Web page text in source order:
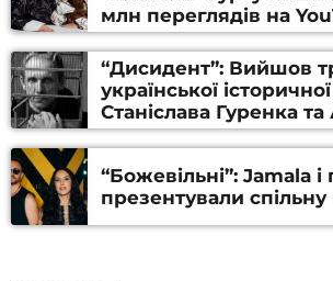
млн переглядів на
“Дисидент”: Вийшов
української
Станіслава Гуренка та
Алфьорова (ВІДЕО)
“Божевільні”: Jamala
презентували